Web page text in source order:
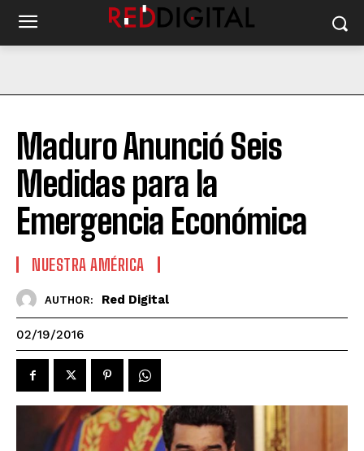
Maduro Anunció Seis
Medidas para la
Emergencia Económica
NUESTRA AMÉRICA
AUTHOR: Red Digital
02/19/2016